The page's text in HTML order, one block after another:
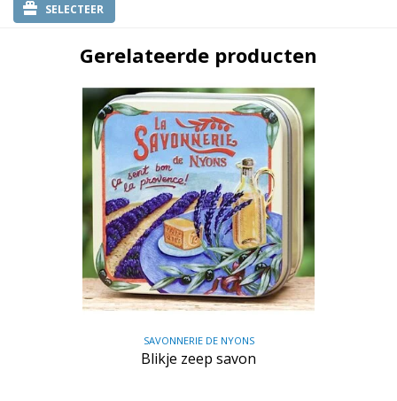
SELECTEER
Gerelateerde producten
SAVONNERIE DE NYONS
Blikje zeep savon